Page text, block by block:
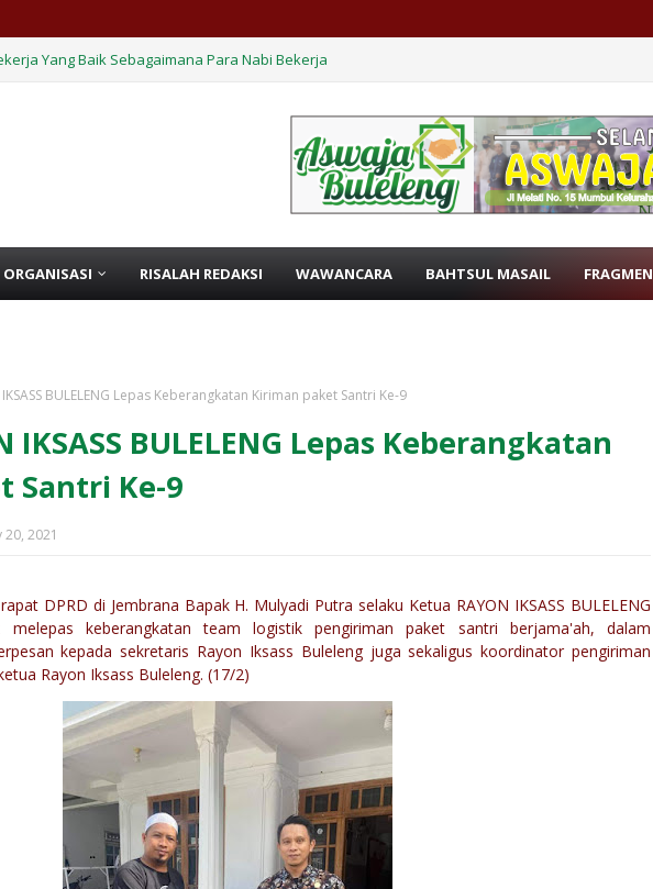
Yang Baik Sebagaimana Para Nabi Bekerja
ORGANISASI RISALAH REDAKSI WAWANCARA BAHTSUL MASAIL FRAGMEN
IKSASS BULELENG Lepas Keberangkatan Kiriman paket Santri Ke-9
IKSASS BULELENG Lepas Keberangkatan
Santri Ke-9
2021
DPRD di Jembrana Bapak H. Mulyadi Putra selaku Ketua RAYON IKSASS BULELENG
melepas keberangkatan team logistik pengiriman paket santri berjama'ah, dalam
kepada sekretaris Rayon Iksass Buleleng juga sekaligus koordinator pengiriman
Rayon Iksass Buleleng. (17/2)